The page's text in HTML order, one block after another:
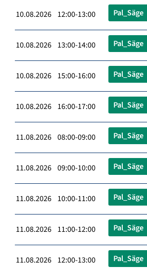
10.08.2026 12:00-13:00 Pal_Säge
10.08.2026 13:00-14:00 Pal_Säge
10.08.2026 15:00-16:00 Pal_Säge
10.08.2026 16:00-17:00 Pal_Säge
11.08.2026 08:00-09:00 Pal_Säge
11.08.2026 09:00-10:00 Pal_Säge
11.08.2026 10:00-11:00 Pal_Säge
11.08.2026 11:00-12:00 Pal_Säge
11.08.2026 12:00-13:00 Pal_Säge